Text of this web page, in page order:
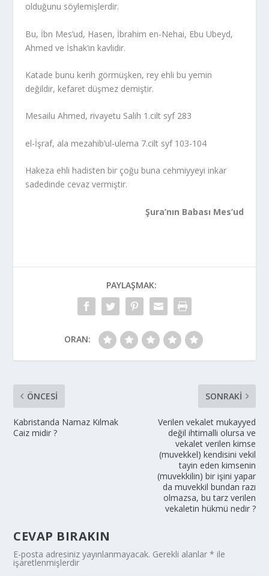
olduğunu söylemişlerdir.
Bu, İbn Mes’ud, Hasen, İbrahim en-Nehai, Ebu Ubeyd,
Ahmed ve İshak’ın kavlidir.
Katade bunu kerih görmüşken, rey ehli bu yemin
değildir, kefaret düşmez demiştir.
Mesailu Ahmed, rivayetu Salih 1.cilt syf 283
el-İşraf, ala mezahib’ul-ulema 7.cilt syf 103-104
Hakeza ehli hadisten bir çoğu buna cehmiyyeyi inkar
sadedinde cevaz vermiştir.
Şura’nın Babası Mes’ud
PAYLAŞMAK:
ORAN:
ÖNCESI
Kabristanda Namaz Kılmak
Caiz midir ?
SONRAKI
Verilen vekalet mukayyed
değil ihtimalli olursa ve
vekalet verilen kimse
(muvekkel) kendisini vekil
tayin eden kimsenin
(muvekkilin) bir işini yapar
da muvekkil bundan razı
olmazsa, bu tarz verilen
vekaletin hükmü nedir ?
CEVAP BIRAKIN
E-posta adresiniz yayınlanmayacak. Gerekli alanlar* ile
işaretlenmişlerdir